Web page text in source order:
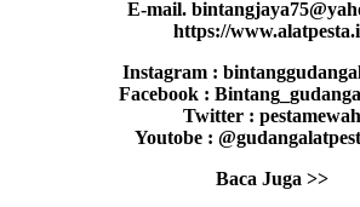
E-mail.
https://
Instagram :
Facebook :
Twitter : pestamewah
Youtobe :
Baca Juga >>